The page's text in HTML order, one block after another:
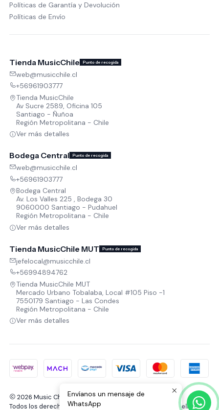
Políticas de Garantía y Devolución
Políticas de Envío
Tienda MusicChile Punto de recogida
web@musicchile.cl
+56961903777
Tienda MusicChile
Av Sucre 2589, Oficina 105
Santiago - Ñuñoa
Región Metropolitana - Chile
Ver más detalles
Bodega Central Punto de recogida
web@musicchile.cl
+56961903777
Bodega Central
Av. Los Valles 225 , Bodega 30
9060000 Santiago - Pudahuel
Región Metropolitana - Chile
Ver más detalles
Tienda MusicChile MUT Punto de recogida
jefelocal@musicchile.cl
+56994894762
Tienda MusicChile MUT
Mercado Urbano Tobalaba, Local #105 Piso -1
7550179 Santiago - Las Condes
Región Metropolitana - Chile
Ver más detalles
2026 Music Chile.
Todos los derechos reservados.
Desarrollado por Jumpseller.
Envíanos un mensaje de
WhatsApp